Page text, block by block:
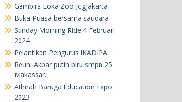
Gembira Loka Zoo Jogjakarta
Buka Puasa bersama saudara
Sunday Morning Ride 4 Februari
2024
Pelantikan Pengurus IKADIPA
Reuni Akbar putih biru smpn 25
Makassar.
Athirah Baruga Education Expo
2023